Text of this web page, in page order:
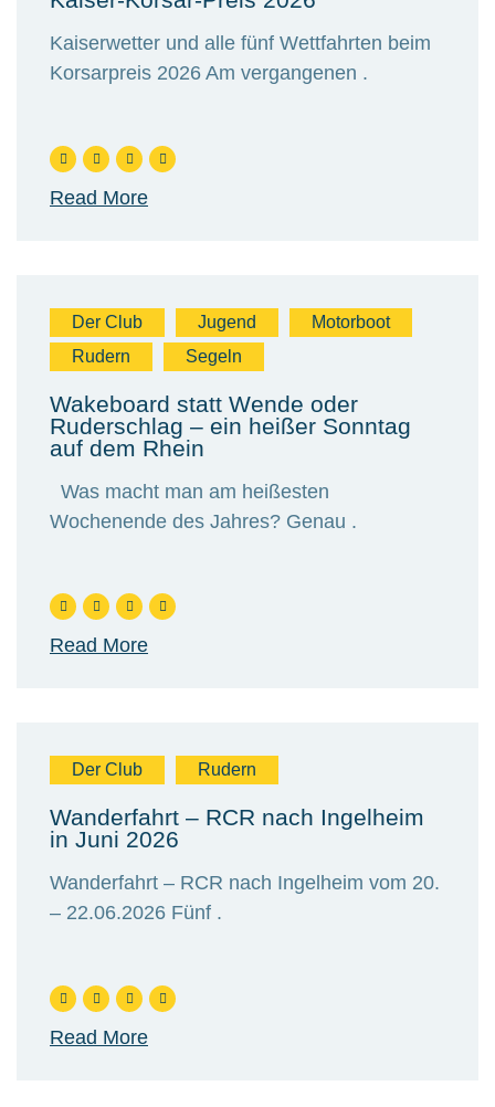
Kaiserwetter und alle fünf Wettfahrten beim
Korsarpreis 2026 Am vergangenen .
Read More
Der Club Jugend
Motorboot
Rudern
Segeln
Wakeboard statt Wende oder
Ruderschlag – ein heißer Sonntag
auf dem Rhein
Was macht man am heißesten
Wochenende des Jahres? Genau .
Read More
Der Club Rudern
Wanderfahrt – RCR nach Ingelheim
in Juni 2026
Wanderfahrt – RCR nach Ingelheim vom 20.
– 22.06.2026 Fünf .
Read More